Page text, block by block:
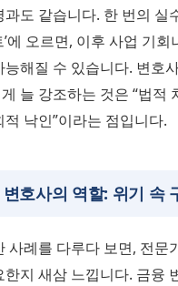
과도 같습니다. 한 번의 실
’에 오르면, 이후 사업 기
해질 수 있습니다. 변호
늘 강조하는 것은 “법적
낙인”이라는 점입니다.
변호사의 역할: 위기 속
사례를 다루다 보면, 전문
한지 새삼 느낍니다. 금융